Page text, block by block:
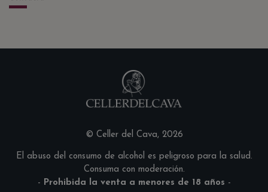
© Celler del Cava, 2026
El abuso del consumo de alcohol es peligroso para la salud.
Consuma con moderación.
- Prohibida la venta a menores de 18 años -